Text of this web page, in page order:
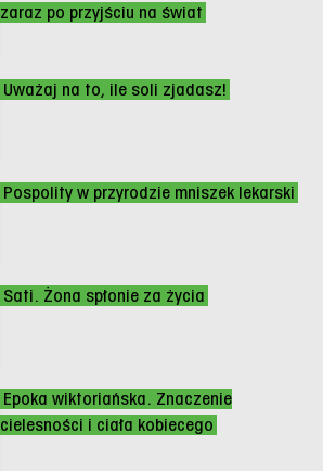
zaraz po przyjściu na świat
Uważaj na to, ile soli zjadasz!
Pospolity w przyrodzie mniszek lekarski
Sati. Żona spłonie za życia
Epoka wiktoriańska. Znaczenie
cielesności i ciała kobiecego